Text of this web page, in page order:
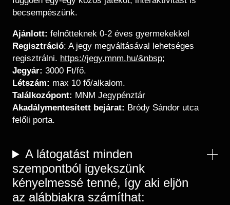
becsempészünk.
Ajánlott: felnőtteknek 0-2 éves gyermekekkel
Regisztráció: A jegy megváltásával lehetséges
regisztrálni. https://jegy.mnm.hu/&nbsp;
Jegyár: 3000 Ft/fő.
Létszám: max 10 fő/alkalom.
Találkozópont: MNM Jegypénztár
Akadálymentesített bejárat: Bródy Sándor utca
felőli porta.
A látogatást minden
szempontból igyekszünk
kényelmessé tenné, így aki eljön
az alábbiakra számíthat: